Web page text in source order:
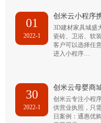
01
2022-1
创米云小程序
3D建材家具城盛
瓷砖、卫浴、软
客户可以选择任
进入小程序…
30
2022-1
创米云母婴商
创米云专注小程
供营业执照，只
日案例：通惠优